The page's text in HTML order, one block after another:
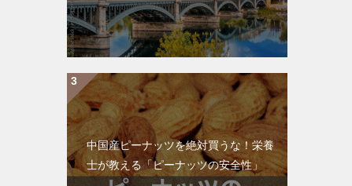
中国産ピーナッツを絶対買うな！栄養
士が教える「ピーナッツの安全性」